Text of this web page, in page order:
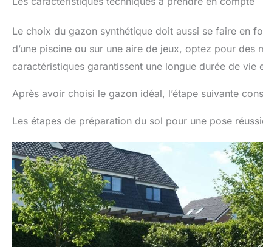
Le choix du gazon synthétique doit aussi se faire en
d’une piscine ou sur une aire de jeux, optez pour des
caractéristiques garantissent une longue durée de vie
Après avoir choisi le gazon idéal, l’étape suivante
Les étapes de préparation du sol pour une pose